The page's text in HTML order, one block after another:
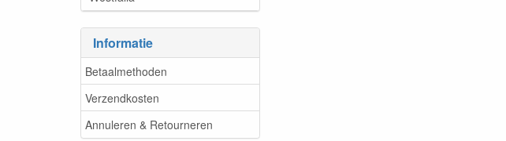
Informatie
Betaalmethoden
Verzendkosten
Annuleren & Retourneren